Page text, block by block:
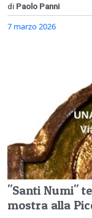
di Paolo Panni
7 marzo 2026
"Santi Numi"
mostra alla